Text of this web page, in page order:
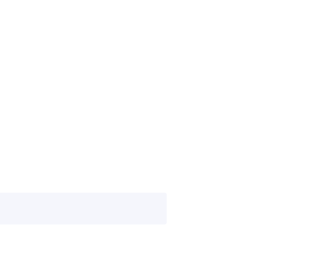
в сочетании с препаратами, обладающими узким терапевтическим
изоферментом CYP2D6, например, тиоридазин,
пропафенон) и трицикличными антидепрессантами (например,
с осторожностью при совместном приеме с препаратами, которые
переносчиком (P-gp)
способствовал увеличению Cmax и ППК на 29% и 27%
Для пациентов, которые начинают принимать мирабегрон и
по результатам контрольных анализов. Потенциал ингибирования
назначении мирабегрона совместно с препаратами,
содержащими этинилэстрадиол и левоногестрел, выявлено не
препаратами выражается в увеличении частоты пульса.
на величину ВГД с помощью аппланационной тонометрии по
по величине эффекта в отношении средней величины изменения
в т.ч. деалкилирование, окисление, (прямое) глюкуронирование и
основным циркулирующим компонентом является мирабегрон. В
препарата. Эти метаболиты не обладают фармакологической
пути метаболизма мирабегрона в условиях in vitro, в условиях in
T1/2 примерно 50 ч. Почечный клиренс - примерно 13 л/час, что
механизмы выведения почками - активная канальцевая секреция и
мирабегрона носит дозозависимый характер и варьирует
обнаружено в моче и 34% - в кале. Фракция неизмененного
неизмененным мирабегроном.